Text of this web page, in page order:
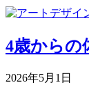
4歳からの
2026年5月1日